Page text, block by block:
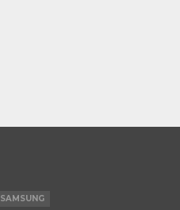
SAMSUNG